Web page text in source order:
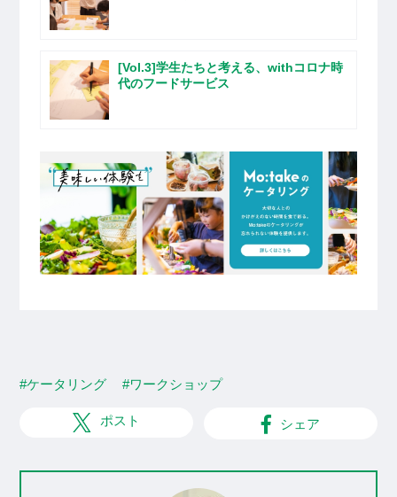
[Vol.3]学生たちと考える、withコロナ時
代のフードサービス
#ケータリング #ワークショップ
ポスト シェア